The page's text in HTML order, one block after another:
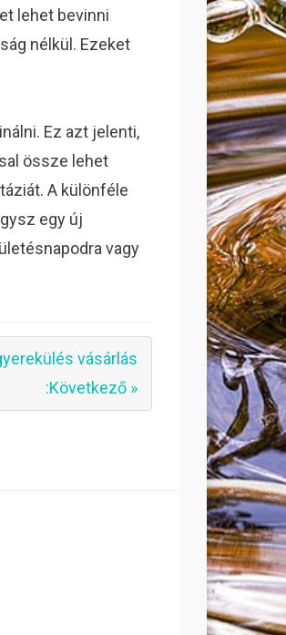
lehet bevinni
nélkül. Ezeket
Ez azt jelenti,
össze lehet
A különféle
egy új
vagy
vásárlás
:Következő »